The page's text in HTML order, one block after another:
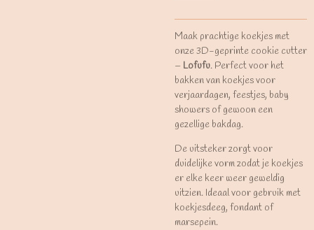
Maak prachtige koekjes met
onze 3D-geprinte cookie cutter
– Lofufu. Perfect voor het
bakken van koekjes voor
verjaardagen, feestjes, baby
showers of gewoon een
gezellige bakdag.
De uitsteker zorgt voor
duidelijke vorm zodat je koekjes
er elke keer weer geweldig
uitzien. Ideaal voor gebruik met
koekjesdeeg, fondant of
marsepein.